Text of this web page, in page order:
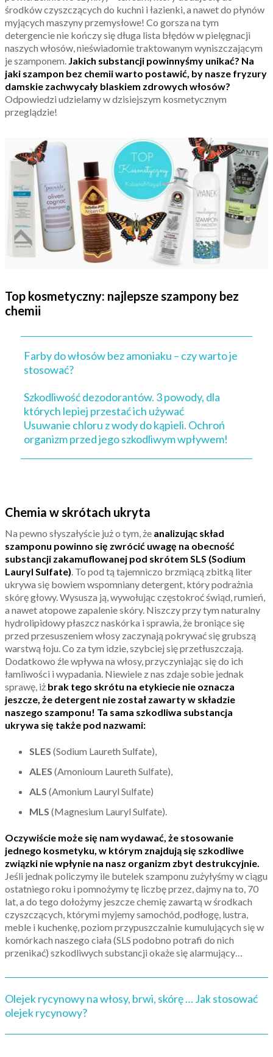
środków czyszczących do kuchni i łazienki, a nawet do płynów
myjących maszyny przemysłowe! Co gorsza na tym
detergencie nie kończy się długa lista błędów w pielęgnacji
naszych włosów, nieświadomie traktowanym wyniszczającym
je szamponem. Jakich substancji powinnyśmy unikać? Na
jaki szampon bez chemii warto postawić, by nasze fryzury
damskie zachwycały blaskiem zdrowych włosów?
Odpowiedzi udzielamy w dzisiejszym kosmetycznym
przeglądzie!
Top kosmetyczny: najlepsze szampony bez
chemii
Farby do włosów bez amoniaku – czy warto je
stosować?
Szkodliwość dezodorantów. 3 powody, dla
których lepiej przestać ich używać
Usuwanie chloru z wody do kąpieli. Ochroń
organizm przed jego szkodliwym wpływem!
Chemia w skrótach ukryta
Na pewno słyszałyście już o tym, że analizując skład
szamponu powinno się zwrócić uwagę na obecność
substancji zakamuflowanej pod skrótem SLS (Sodium
Lauryl Sulfate). To pod tą tajemniczo brzmiącą zbitką liter
ukrywa się bowiem wspomniany detergent, który podrażnia
skórę głowy. Wysusza ją, wywołując częstokroć świąd, rumień,
a nawet atopowe zapalenie skóry. Niszczy przy tym naturalny
hydrolipidowy płaszcz naskórka i sprawia, że broniące się
przed przesuszeniem włosy zaczynają pokrywać się grubszą
warstwą łoju. Co za tym idzie, szybciej się przetłuszczają.
Dodatkowo źle wpływa na włosy, przyczyniając się do ich
łamliwości i wypadania. Niewiele z nas zdaje sobie jednak
sprawę, iż brak tego skrótu na etykiecie nie oznacza
jeszcze, że detergent nie został zawarty w składzie
naszego szamponu! Ta sama szkodliwa substancja
ukrywa się także pod nazwami:
SLES (Sodium Laureth Sulfate),
ALES (Amonioum Laureth Sulfate),
ALS (Amonium Lauryl Sulfate)
MLS (Magnesium Lauryl Sulfate).
Oczywiście może się nam wydawać, że stosowanie
jednego kosmetyku, w którym znajdują się szkodliwe
związki nie wpłynie na nasz organizm zbyt destrukcyjnie.
Jeśli jednak policzymy ile butelek szamponu zużyłyśmy w ciągu
ostatniego roku i pomnożymy tę liczbę przez, dajmy na to, 70
lat, a do tego dołożymy jeszcze chemię zawartą w środkach
czyszczących, którymi myjemy samochód, podłogę, lustra,
meble i kuchenkę, poziom przypuszczalnie kumulujących się w
komórkach naszego ciała (SLS podobno potrafi do nich
przenikać) szkodliwych substancji okaże się alarmujący…
Olejek rycynowy na włosy, brwi, skórę … Jak stosować
olejek rycynowy?